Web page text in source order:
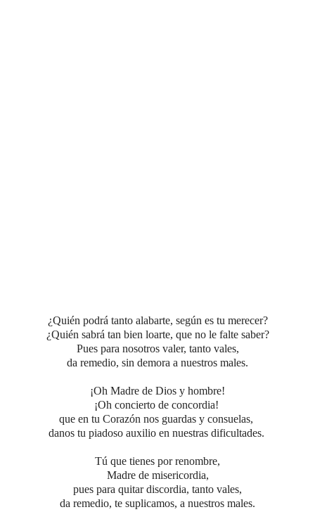
¿Quién podrá tanto alabarte, según es tu merecer?
¿Quién sabrá tan bien loarte, que no le falte saber?
Pues para nosotros valer, tanto vales,
da remedio, sin demora a nuestros males.
¡Oh Madre de Dios y hombre!
¡Oh concierto de concordia!
que en tu Corazón nos guardas y consuelas,
danos tu piadoso auxilio en nuestras dificultades.
Tú que tienes por renombre,
Madre de misericordia,
pues para quitar discordia, tanto vales,
da remedio, te suplicamos, a nuestros males.